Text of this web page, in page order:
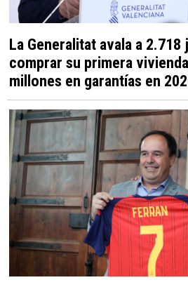
La Generalitat avala a
comprar su primera
millones en garantías en